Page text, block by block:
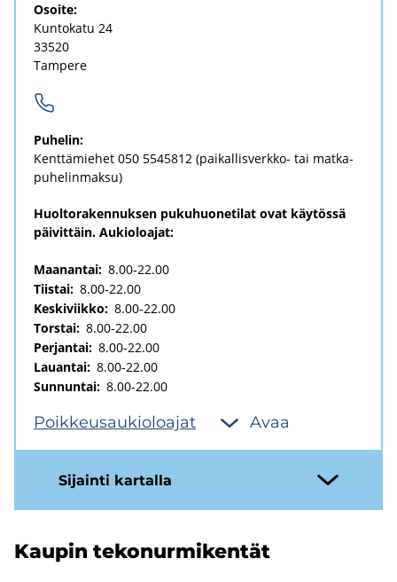
Osoi­te:
Kun­to­ka­tu 24
33520
Tam­pe­re
Pu­he­lin:
Kent­tä­mie­het 050 5545812 (paikallisverkko-​ tai mat­ka­
pu­he­lin­mak­su)
Huoltorakennuksen pukuhuonetilat ovat käytössä
päivittäin. Aukioloajat:
Maanantai: 8.00-22.00
Tiistai: 8.00-22.00
Keskiviikko: 8.00-22.00
Torstai: 8.00-22.00
Perjantai: 8.00-22.00
Lauantai: 8.00-22.00
Sunnuntai: 8.00-22.00
Poik­keus­au­kio­loa­jat Avaa
Si­jain­ti kar­tal­la
Kau­pin te­ko­nur­mi­ken­tät